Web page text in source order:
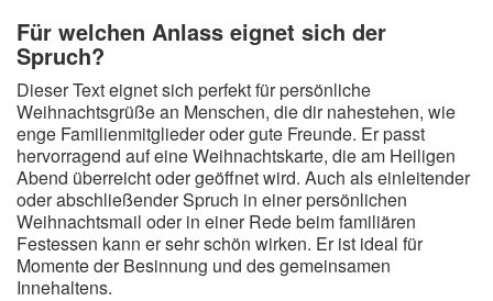
Für welchen Anlass eignet sich der
Spruch?
Dieser Text eignet sich perfekt für persönliche
Weihnachtsgrüße an Menschen, die dir nahestehen, wie
enge Familienmitglieder oder gute Freunde. Er passt
hervorragend auf eine Weihnachtskarte, die am Heiligen
Abend überreicht oder geöffnet wird. Auch als einleitender
oder abschließender Spruch in einer persönlichen
Weihnachtsmail oder in einer Rede beim familiären
Festessen kann er sehr schön wirken. Er ist ideal für
Momente der Besinnung und des gemeinsamen
Innehaltens.